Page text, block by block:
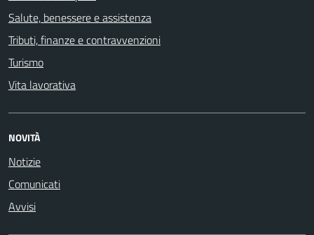
Salute, benessere e assistenza
Tributi, finanze e contravvenzioni
Turismo
Vita lavorativa
NOVITÀ
Notizie
Comunicati
Avvisi